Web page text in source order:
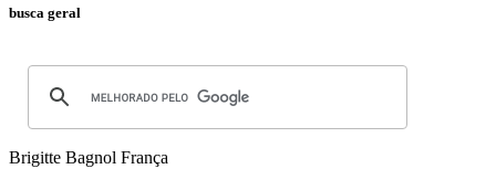
busca geral
Brigitte Bagnol França